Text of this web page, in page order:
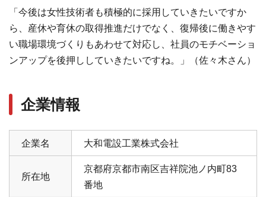
「今後は⼥性技術者も積極的に採⽤していきたいですか
ら、産休や育休の取得推進だけでなく、復帰後に働きやす
い職場環境づくりもあわせて対応し、社員のモチベーショ
ンアップを後押ししていきたいですね。」（佐々⽊さん）
企業情報
企業名 大和電設工業株式会社
所在地
京都府京都市南区吉祥院池ノ内町83
番地